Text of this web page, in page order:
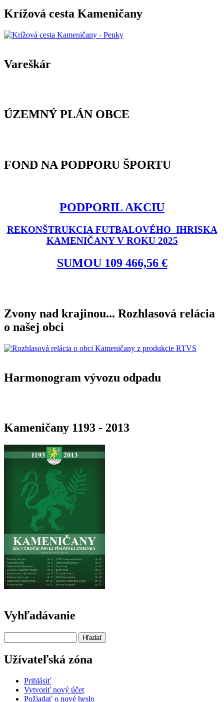
Krížová cesta Kameničany
Vareškár
ÚZEMNÝ PLÁN OBCE
FOND NA PODPORU ŠPORTU
PODPORIL AKCIU
REKONŠTRUKCIA FUTBALOVÉHO IHRISKA
KAMENIČANY V ROKU 2025
SUMOU 109 466,56 €
Zvony nad krajinou... Rozhlasová relácia
o našej obci
Harmonogram vývozu odpadu
Kameničany 1193 - 2013
Vyhľadávanie
Užívateľská zóna
Prihlásiť
Vytvoriť nový účet
Požiadať o nové heslo